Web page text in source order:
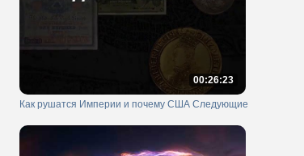
00:26:23
Как рушатся Империи и почему США Следующие